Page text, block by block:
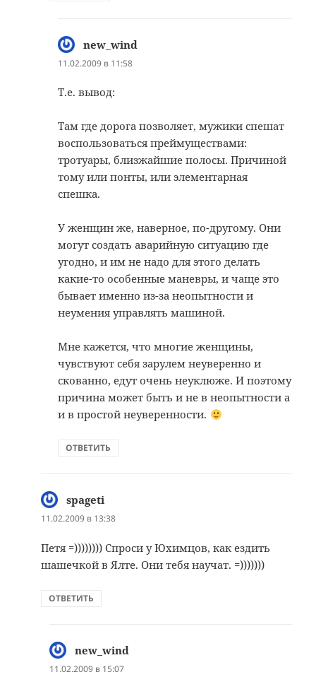
new_wind
11.02.2009 в 11:58
Т.е. вывод:
Там где дорога позволяет, мужики спешат
воспользоваться преймуществами:
тротуары, близжайшие полосы. Причиной
тому или понты, или элементарная
спешка.
У женщин же, наверное, по-другому. Они
могут создать аварийную ситуацию где
угодно, и им не надо для этого делать
какие-то особенные маневры, и чаще это
бывает именно из-за неопытности и
неумения управлять машиной.
Мне кажется, что многие женщины,
чувствуют себя зарулем неуверенно и
скованно, едут очень неуклюже. И поэтому
причина может быть и не в неопытности а
и в простой неуверенности.
ОТВЕТИТЬ
spageti
11.02.2009 в 13:38
Петя =)))))))) Спроси у Юхимцов, как ездить
шашечкой в Ялте. Они тебя научат. =)))))))
ОТВЕТИТЬ
new_wind
11.02.2009 в 15:07